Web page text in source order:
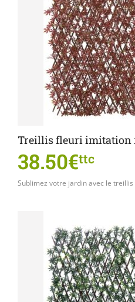
Treillis fleuri imitation
38.50€ttc
Sublimez votre jardin avec le